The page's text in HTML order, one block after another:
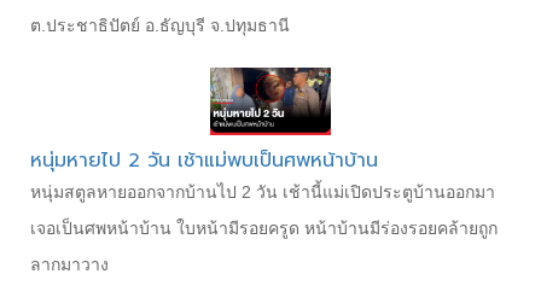
ต.ประชาธิปัตย์ อ.ธัญบุรี จ.ปทุมธานี
หนุ่มหายไป 2 วัน เช้าแม่พบเป็นศพหน้าบ้าน
หนุ่มสตูลหายออกจากบ้านไป 2 วัน เช้านี้แม่เปิดประตูบ้านออกมา
เจอเป็นศพหน้าบ้าน ใบหน้ามีรอยครูด หน้าบ้านมีร่องรอยคล้ายถูก
ลากมาวาง